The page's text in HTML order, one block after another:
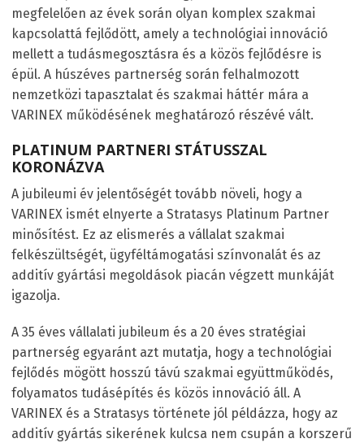
megfelelően az évek során olyan komplex szakmai
kapcsolattá fejlődött, amely a technológiai innováció
mellett a tudásmegosztásra és a közös fejlődésre is
épül. A húszéves partnerség során felhalmozott
nemzetközi tapasztalat és szakmai háttér mára a
VARINEX működésének meghatározó részévé vált.
PLATINUM PARTNERI STÁTUSSZAL
KORONÁZVA
A jubileumi év jelentőségét tovább növeli, hogy a
VARINEX ismét elnyerte a Stratasys Platinum Partner
minősítést. Ez az elismerés a vállalat szakmai
felkészültségét, ügyféltámogatási színvonalát és az
additív gyártási megoldások piacán végzett munkáját
igazolja.
A 35 éves vállalati jubileum és a 20 éves stratégiai
partnerség egyaránt azt mutatja, hogy a technológiai
fejlődés mögött hosszú távú szakmai együttműködés,
folyamatos tudásépítés és közös innováció áll. A
VARINEX és a Stratasys története jól példázza, hogy az
additív gyártás sikerének kulcsa nem csupán a korszerű